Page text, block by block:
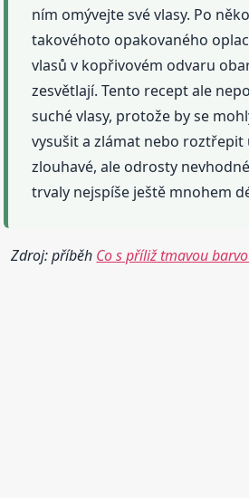
ním omývejte své vlasy. Po
takovéhoto opakovaného
vlasů v kopřivovém odvaru
zesvětlají. Tento recept ale
suché vlasy, protože by se
vysušit a zlámat nebo roztřepit
zlouhavé, ale odrosty
trvaly nejspíše ještě mnohem
Zdroj: příběh Co s příliž tmavou